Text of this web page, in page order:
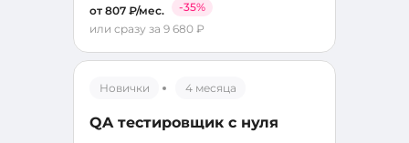
от 807 ₽/мес.
-35%
или сразу за 9 680 ₽
Новички 4 месяца
QA тестировщик с нуля